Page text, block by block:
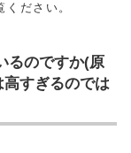
ください。
るのですか(原
すぎるのでは